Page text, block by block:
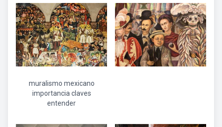
muralismo mexicano
importancia claves
entender